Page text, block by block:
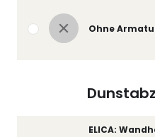
Ohne
ELICA: